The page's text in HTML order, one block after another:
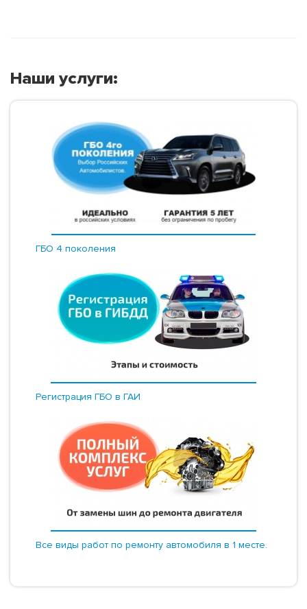
Наши услуги:
ГБО 4 поколения
Регистрация ГБО в ГАИ
Все виды работ по ремонту автомобиля в 1 месте.